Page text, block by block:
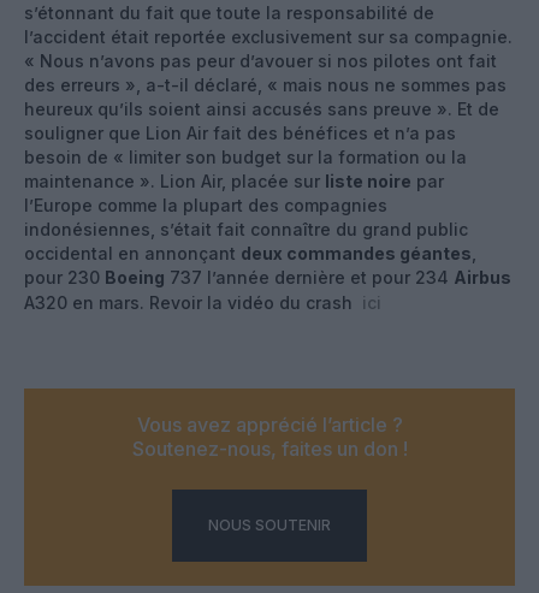
s’étonnant du fait que toute la responsabilité de
l’accident était reportée exclusivement sur sa compagnie.
« Nous n’avons pas peur d’avouer si nos pilotes ont fait
des erreurs », a-t-il déclaré, « mais nous ne sommes pas
heureux qu’ils soient ainsi accusés sans preuve ». Et de
souligner que Lion Air fait des bénéfices et n’a pas
besoin de « limiter son budget sur la formation ou la
maintenance ». Lion Air, placée sur liste noire par
l’Europe comme la plupart des compagnies
indonésiennes, s’était fait connaître du grand public
occidental en annonçant deux commandes géantes
pour 230 Boeing 737 l’année dernière et pour 234 Airbus
A320 en mars. Revoir la vidéo du crash ici
Vous avez apprécié l’article ?
Soutenez-nous, faites un don !
NOUS SOUTENIR